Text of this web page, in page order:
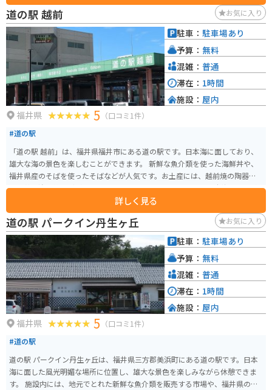
道の駅 越前 お気に入り
福井県 5 （口コミ1件）
#道の駅
「道の駅 越前」は、福井県福井市にある道の駅です。日本海に面しており、
雄大な海の景色を楽しむことができます。 新鮮な魚介類を使った海鮮丼や、
福井県産のそばを使ったそばなどが人気です。お土産には、越前焼の陶器
や、若狭塗の箸などがおすすめです。 バイクで行く場合は、日本海沿いの道
路を走ることができ、ツーリングにも最適です。道の駅には、広い駐車場や休
憩スペースが完備されているので、安心して休憩することができます。 周辺
には、越前岬や東尋坊など、福井県を代表する観光スポットがたくさんあり
ます。少し足を延ばせば、雄島や雄島橋など、絶景スポットにも行くことがで
きます。
詳しく見る
駐車： 駐車場あり
予算： 無料
混雑： 普通
滞在： 1時間
施設： 屋内
道の駅 パークイン丹生ヶ丘 お気に入り
福井県 5 （口コミ1件）
#道の駅
道の駅 パークイン丹生ヶ丘は、福井県三方郡美浜町にある道の駅です。日本
海に面した風光明媚な場所に位置し、雄大な景色を楽しみながら休憩できま
す。 施設内には、地元でとれた新鮮な魚介類を販売する市場や、福井県の名
駐車： 駐車場あり
予算： 無料
混雑： 普通
滞在： 1時間
施設： 屋内